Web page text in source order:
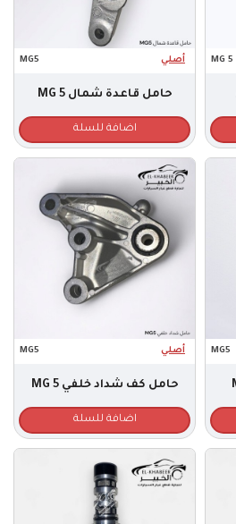
MG 5 أصلي MG5
حامل قاعدة شمال MG 5
اضافة للسلة
MG5 أصلي MG5
حامل كف شداد خلفي MG 5
اضافة للسلة